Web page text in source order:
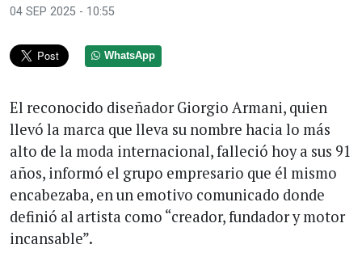
04 SEP 2025 - 10:55
WhatsApp
El reconocido diseñador Giorgio Armani, quien
llevó la marca que lleva su nombre hacia lo más
alto de la moda internacional, falleció hoy a sus 91
años, informó el grupo empresario que él mismo
encabezaba, en un emotivo comunicado donde
definió al artista como “creador, fundador y motor
incansable”.